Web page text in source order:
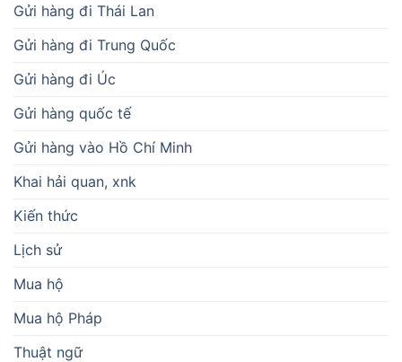
Gửi hàng đi Thái Lan
Gửi hàng đi Trung Quốc
Gửi hàng đi Úc
Gửi hàng quốc tế
Gửi hàng vào Hồ Chí Minh
Khai hải quan, xnk
Kiến thức
Lịch sử
Mua hộ
Mua hộ Pháp
Thuật ngữ